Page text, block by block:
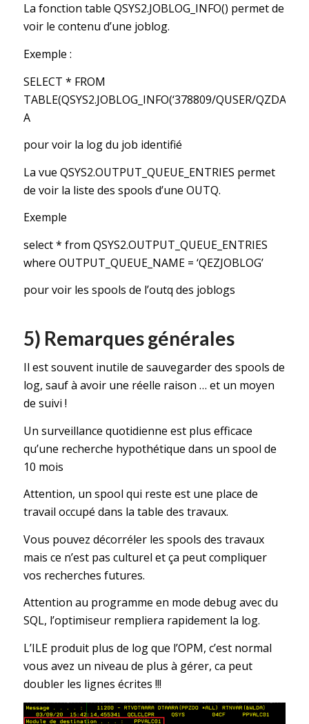
La fonction table QSYS2.JOBLOG_INFO() permet de
voir le contenu d’une joblog.
Exemple :
SELECT * FROM
TABLE(QSYS2.JOBLOG_INFO(‘378809/QUSER/
A
pour voir la log du job identifié
La vue QSYS2.OUTPUT_QUEUE_ENTRIES permet
de voir la liste des spools d’une OUTQ.
Exemple
select * from QSYS2.OUTPUT_QUEUE_ENTRIES
where OUTPUT_QUEUE_NAME = ‘QEZJOBLOG’
pour voir les spools de l’outq des joblogs
5) Remarques générales
Il est souvent inutile de sauvegarder des spools de
log, sauf à avoir une réelle raison … et un moyen
de suivi !
Un surveillance quotidienne est plus efficace
qu’une recherche hypothétique dans un spool de
10 mois
Attention, un spool qui reste est une place de
travail occupé dans la table des travaux.
Vous pouvez décorréler les spools des travaux
mais ce n’est pas culturel et ça peut compliquer
vos recherches futures.
Attention au programme en mode debug avec du
SQL, l’optimiseur rempliera rapidement la log.
L’ILE produit plus de log que l’OPM, c’est normal
vous avez un niveau de plus à gérer, ca peut
doubler les lignes écrites !!!